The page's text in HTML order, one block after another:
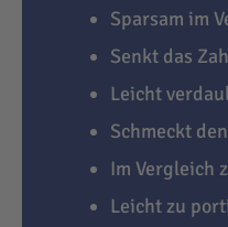
Sparsam im
Senkt das
Leicht
Schmeckt
Im Vergleich
Leicht zu